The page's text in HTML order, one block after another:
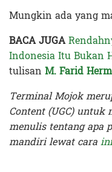
Mungkin ada yang
BACA JUGA
Indonesia Itu Bukan
tulisan M. Farid
Terminal Mojok
Content (UGC)
menulis tentang apa
mandiri lewat caraini